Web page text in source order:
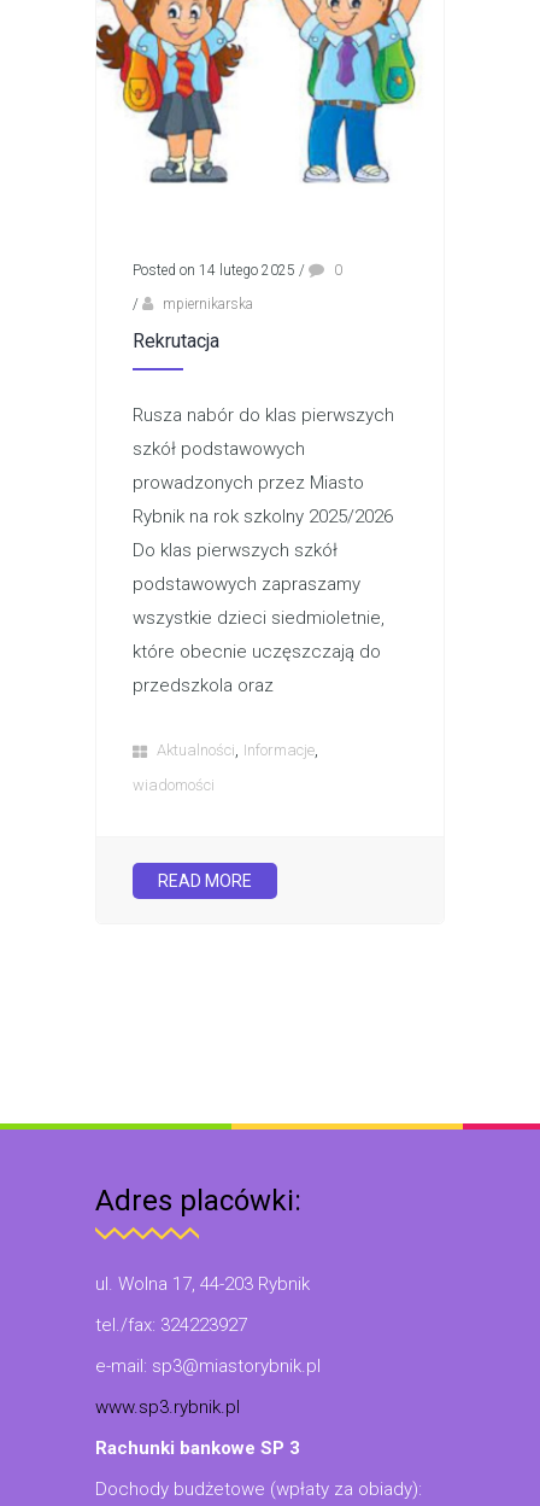
Posted on 14 lutego 2025 /
0
/
mpiernikarska
Rekrutacja
Rusza nabór do klas pierwszych
szkół podstawowych
prowadzonych przez Miasto
Rybnik na rok szkolny 2025/2026
Do klas pierwszych szkół
podstawowych zapraszamy
wszystkie dzieci siedmioletnie,
które obecnie uczęszczają do
przedszkola oraz
Aktualności, Informacje,
wiadomości
READ MORE
Adres placówki:
ul. Wolna 17, 44-203 Rybnik
tel./fax: 324223927
e-mail: sp3@miastorybnik.pl
www.sp3.rybnik.pl
Rachunki bankowe SP 3
Dochody budżetowe (wpłaty za obiady):